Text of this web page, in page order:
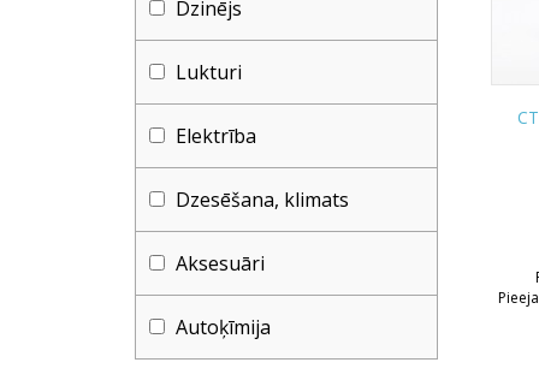
Dzinējs
Lukturi
Elektrība
Dzesēšana, klimats
Aksesuāri
Autoķīmija